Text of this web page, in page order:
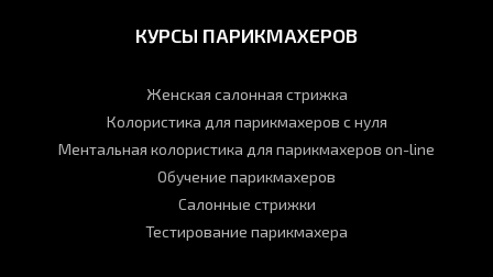
КУРСЫ ПАРИКМАХЕРОВ
Женская салонная стрижка
Колористика для парикмахеров с нуля
Ментальная колористика для парикмахеров on-line
Обучение парикмахеров
Салонные стрижки
Тестирование парикмахера